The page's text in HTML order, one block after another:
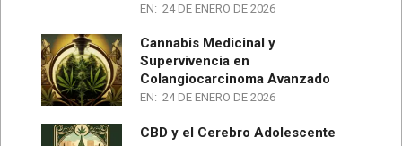
EN: 24 DE ENERO DE 2026
Cannabis Medicinal y
Supervivencia en
Colangiocarcinoma Avanzado
EN: 24 DE ENERO DE 2026
CBD y el Cerebro Adolescente